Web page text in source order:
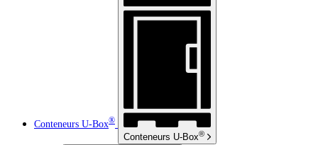
Conteneurs U-Box®
Conteneurs U-Box®